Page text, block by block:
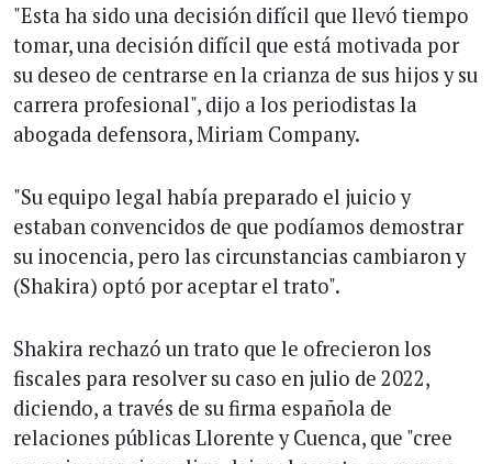
"Esta ha sido una decisión difícil que llevó tiempo
tomar, una decisión difícil que está motivada por
su deseo de centrarse en la crianza de sus hijos y su
carrera profesional", dijo a los periodistas la
abogada defensora, Miriam Company.
"Su equipo legal había preparado el juicio y
estaban convencidos de que podíamos demostrar
su inocencia, pero las circunstancias cambiaron y
(Shakira) optó por aceptar el trato".
Shakira rechazó un trato que le ofrecieron los
fiscales para resolver su caso en julio de 2022,
diciendo, a través de su firma española de
relaciones públicas Llorente y Cuenca, que "cree